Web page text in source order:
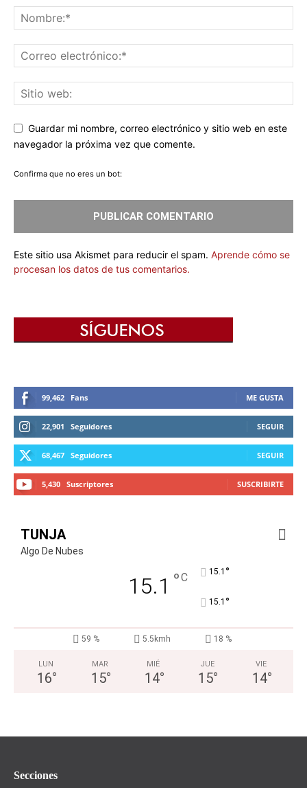
Guardar mi nombre, correo electrónico y sitio web en este
navegador la próxima vez que comente.
Confirma que no eres un bot:
Este sitio usa Akismet para reducir el spam. Aprende cómo se
procesan los datos de tus comentarios.
99,462 Fans ME GUSTA
22,901 Seguidores SEGUIR
68,467 Seguidores SEGUIR
5,430 Suscriptores SUSCRIBIRTE
TUNJA
Algo De Nubes
15.1 °C 15.1 °
15.1 °
59 % 5.5kmh 18 %
LUN
16°
MAR
15°
MIÉ
14°
JUE
15°
VIE
14°
Secciones